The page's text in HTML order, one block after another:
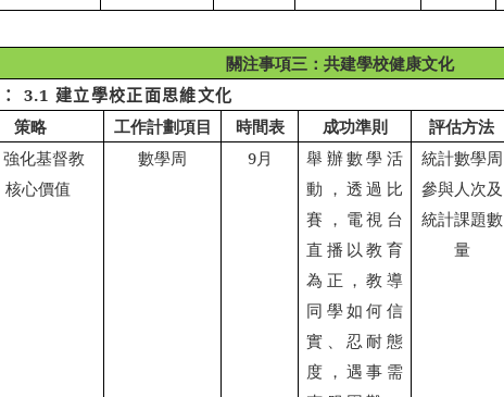
關注事項三：共建學校健康文化
3.1 建立學校正面思維文化
策略
工作計劃項目 時間表 成功準則 評估方法
強化基督教
核心價值
數學周 9月
舉辦數學活
動，透過比
賽，電視台
直播以教育
為正，教導
同學如何信
實、忍耐態
度，遇事需
統計數學周
參與人次及
統計課題數
量